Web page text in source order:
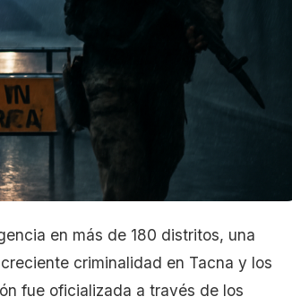
en más de 180 distritos, una
criminalidad en Tacna y los
fue oficializada a través de los